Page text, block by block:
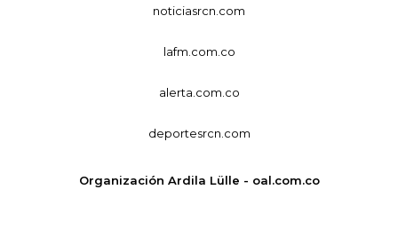
noticiasrcn.com
lafm.com.co
alerta.com.co
deportesrcn.com
Organización Ardila Lülle - oal.com.co